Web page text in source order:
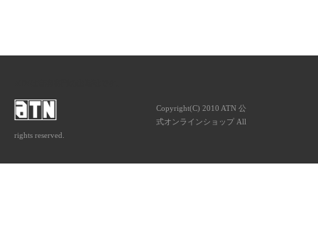
Copyright(C) 2010 ATN 公
式オンラインショップ All
rights reserved.